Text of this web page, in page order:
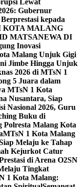
Lewat
Gubernur
kepada
KOTA MALANG
MATSANEWA DI
Inovasi
Malang Unjuk Gigi
Jimbe Hingga Unjuk
2026 di MTsN 1
5 Juara dalam
MTsN 1 Kota
Nusantara, Siap
Nasional 2026, Guru
Buku di
Polresta Malang Kota
MTsN 1 Kota Malang
Melaju ke Tahap
Kejurkot Catur
di Arena O2SN
Tingkat
1 Kota Malang: